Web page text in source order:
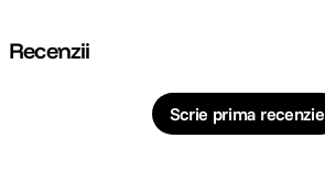
Recenzii
Scrie prima recenzie